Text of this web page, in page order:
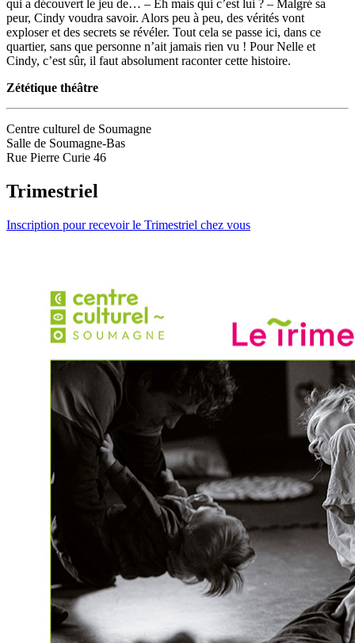
qui a découvert le jeu de… – Eh mais qui c’est lui ? – Malgré sa
peur, Cindy voudra savoir. Alors peu à peu, des vérités vont
exploser et des secrets se révéler. Tout cela se passe ici, dans ce
quartier, sans que personne n’ait jamais rien vu ! Pour Nelle et
Cindy, c’est sûr, il faut absolument raconter cette histoire.
Zététique théâtre
Centre culturel de Soumagne
Salle de Soumagne-Bas
Rue Pierre Curie 46
Trimestriel
Inscription pour recevoir le Trimestriel chez vous